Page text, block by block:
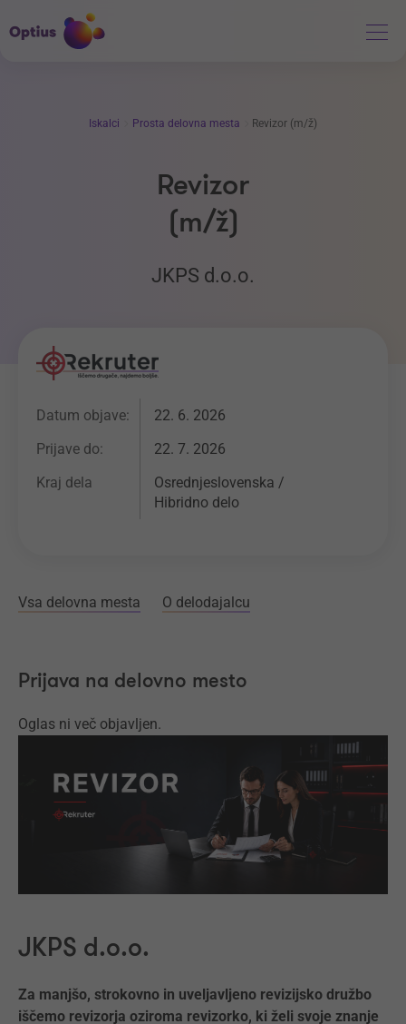
Iskalci Prosta delovna mesta Revizor (m/ž)
Revizor
(m/ž)
JKPS d.o.o.
Datum objave:
22. 6. 2026
Prijave do:
22. 7. 2026
Kraj dela
Osrednjeslovenska /
Hibridno delo
Vsa delovna mesta O delodajalcu
Prijava na delovno mesto
Oglas ni več objavljen.
JKPS d.o.o.
Za manjšo, strokovno in uveljavljeno revizijsko družbo
iščemo revizorja oziroma revizorko, ki želi svoje znanje